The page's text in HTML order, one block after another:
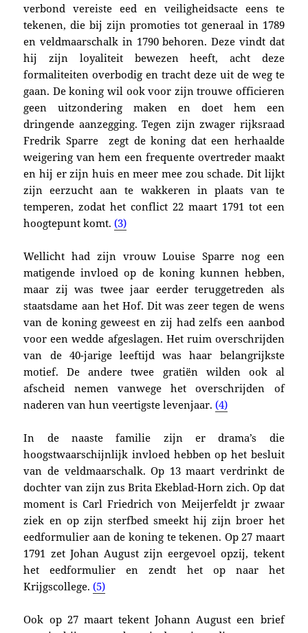
verbond vereiste eed en veiligheidsacte eens te
tekenen, die bij zijn promoties tot generaal in 1789
en veldmaarschalk in 1790 behoren. Deze vindt dat
hij zijn loyaliteit bewezen heeft, acht deze
formaliteiten overbodig en tracht deze uit de weg te
gaan. De koning wil ook voor zijn trouwe officieren
geen uitzondering maken en doet hem een
dringende aanzegging. Tegen zijn zwager rijksraad
Fredrik Sparre zegt de koning dat een herhaalde
weigering van hem een frequente overtreder maakt
en hij er zijn huis en meer mee zou schade. Dit lijkt
zijn eerzucht aan te wakkeren in plaats van te
temperen, zodat het conflict 22 maart 1791 tot een
hoogtepunt komt.(3)
Wellicht had zijn vrouw Louise Sparre nog een
matigende invloed op de koning kunnen hebben,
maar zij was twee jaar eerder teruggetreden als
staatsdame aan het Hof. Dit was zeer tegen de wens
van de koning geweest en zij had zelfs een aanbod
voor een wedde afgeslagen. Het ruim overschrijden
van de 40-jarige leeftijd was haar belangrijkste
motief. De andere twee gratiën wilden ook al
afscheid nemen vanwege het overschrijden of
naderen van hun veertigste levenjaar.(4)
In de naaste familie zijn er drama’s die
hoogstwaarschijnlijk invloed hebben op het besluit
van de veldmaarschalk. Op 13 maart verdrinkt de
dochter van zijn zus Brita Ekeblad-Horn zich. Op dat
moment is Carl Friedrich von Meijerfeldt jr zwaar
ziek en op zijn sterfbed smeekt hij zijn broer het
eedformulier aan de koning te tekenen. Op 27 maart
1791 zet Johan August zijn eergevoel opzij, tekent
het eedformulier en zendt het op naar het
Krijgscollege.(5)
Ook op 27 maart tekent Johann August een brief